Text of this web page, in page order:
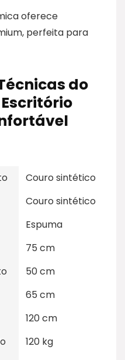
oferece
perfeita para
do
Couro sintético
Couro sintético
Espuma
75 cm
50 cm
65 cm
120 cm
120 kg